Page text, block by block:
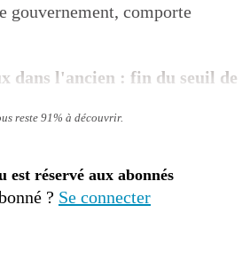
gouvernement, comporte
dans l'ancien : fin du seuil de
reste 91% à découvrir.
est réservé aux abonnés
? Se connecter